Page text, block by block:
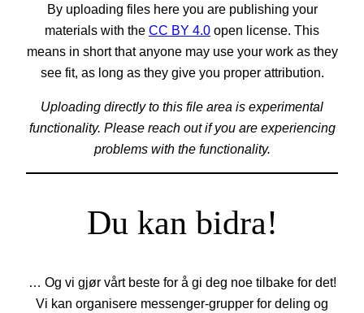
By uploading files here you are publishing your
materials with the CC BY 4.0 open license. This
means in short that anyone may use your work as they
see fit, as long as they give you proper attribution.
Uploading directly to this file area is experimental
functionality. Please reach out if you are experiencing
problems with the functionality.
Du kan bidra!
… Og vi gjør vårt beste for å gi deg noe tilbake for det!
Vi kan organisere messenger-grupper for deling og